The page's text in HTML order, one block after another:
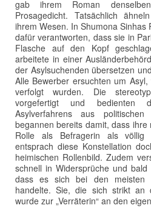
gab ihrem Roman
Prosagedicht. Tatsächlich
ihrem Wesen. In Shumona Sinhas
dafür verantworten, dass sie in
Flasche auf den Kopf
arbeitete in einer
der Asylsuchenden übersetzen
Alle Bewerber ersuchten um
verfolgt wurden. Die
vorgefertigt und bedienten
Asylverfahrens aus
begannen bereits damit, dass
Rolle als Befragerin als völlig
entsprach diese Konstellation
heimischen Rollenbild. Zudem
schnell in Widersprüche und bald
dass es sich bei den meisten
handelte. Sie, die sich strikt an
wurde zur „Verräterin“ an den